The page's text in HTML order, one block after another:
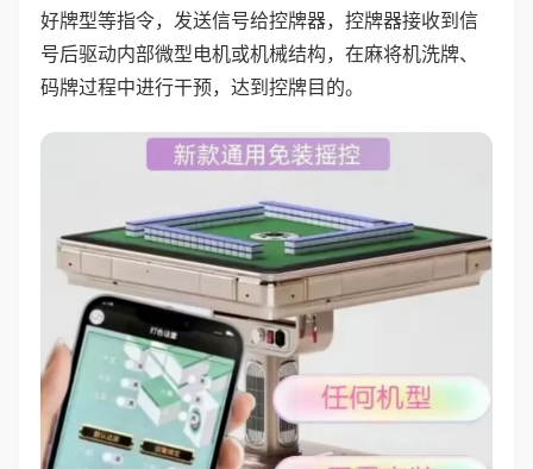
好牌型等指令，发送信号给控牌器，控牌器接收到信
号后驱动内部微型电机或机械结构，在麻将机洗牌、
码牌过程中进行干预，达到控牌目的。